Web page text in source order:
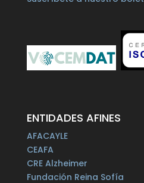
ENTIDADES AFINES
AFACAYLE
CEAFA
CRE Alzheimer
Fundación Reina Sofía